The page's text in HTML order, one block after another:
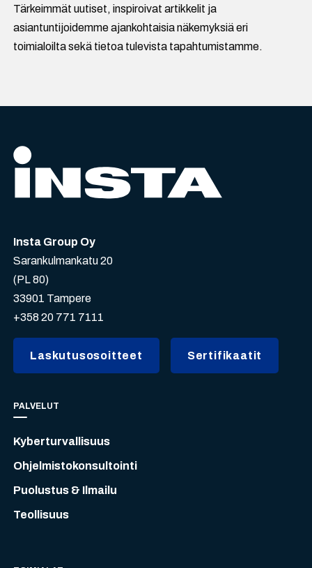
Tärkeimmät uutiset, inspiroivat artikkelit ja
asiantuntijoidemme ajankohtaisia näkemyksiä eri
toimialoilta sekä tietoa tulevista tapahtumistamme.
Insta Group Oy
Sarankulmankatu 20
(PL 80)
33901 Tampere
+358 20 771 7111
Laskutusosoitteet Sertifikaatit
PALVELUT
Kyberturvallisuus
Ohjelmistokonsultointi
Puolustus & Ilmailu
Teollisuus